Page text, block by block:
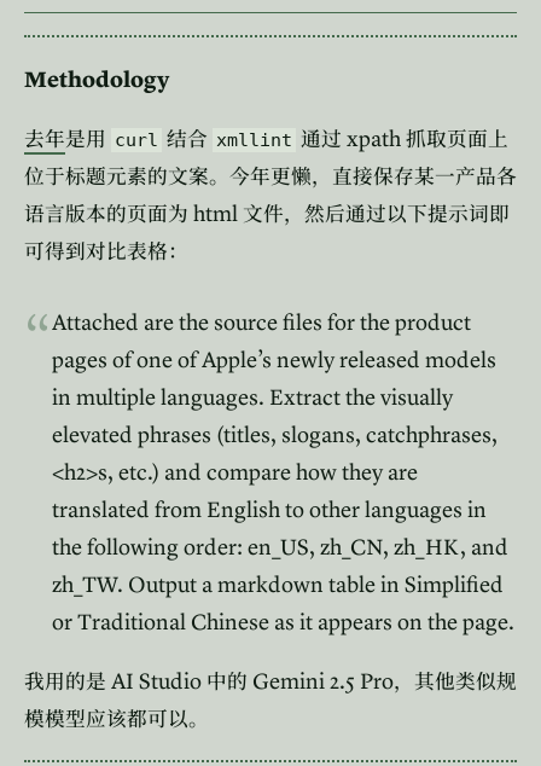
Methodology
去年是用 curl 结合 xmllint 通过 xpath抓取页面上
位于标题元素的文案。今年更懒，直接保存某一产品各
语言版本的页面为 html 文件，然后通过以下提示词即
可得到对比表格：
Attached are the source files for the product
pages of one of Apple’s newly released models
in multiple languages. Extract the visually
elevated phrases (titles, slogans, catchphrases,
<h2>s, etc.) and compare how they are
translated from English to other languages in
the following order: en_US, zh_CN, zh_HK, and
zh_TW. Output a markdown table in Simplified
or Traditional Chinese as it appears on the page.
我用的是 AI Studio 中的 Gemini 2.5 Pro，其他类似规
模模型应该都可以。